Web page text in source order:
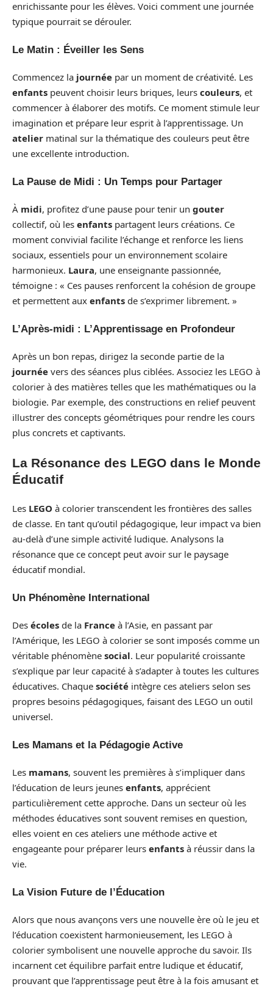
enrichissante pour les élèves. Voici comment une journée
typique pourrait se dérouler.
Le Matin : Éveiller les Sens
Commencez la journée par un moment de créativité. Les
enfants peuvent choisir leurs briques, leurs couleurs, et
commencer à élaborer des motifs. Ce moment stimule leur
imagination et prépare leur esprit à l’apprentissage. Un
atelier matinal sur la thématique des couleurs peut être
une excellente introduction.
La Pause de Midi : Un Temps pour Partager
À midi, profitez d’une pause pour tenir un gouter
collectif, où les enfants partagent leurs créations. Ce
moment convivial facilite l’échange et renforce les liens
sociaux, essentiels pour un environnement scolaire
harmonieux. Laura, une enseignante passionnée,
témoigne : « Ces pauses renforcent la cohésion de groupe
et permettent aux enfants de s’exprimer librement. »
L’Après-midi : L’Apprentissage en Profondeur
Après un bon repas, dirigez la seconde partie de la
journée vers des séances plus ciblées. Associez les LEGO à
colorier à des matières telles que les mathématiques ou la
biologie. Par exemple, des constructions en relief peuvent
illustrer des concepts géométriques pour rendre les cours
plus concrets et captivants.
La Résonance des LEGO dans le Monde
Éducatif
Les LEGO à colorier transcendent les frontières des salles
de classe. En tant qu’outil pédagogique, leur impact va bien
au-delà d’une simple activité ludique. Analysons la
résonance que ce concept peut avoir sur le paysage
éducatif mondial.
Un Phénomène International
Des écoles de la France à l’Asie, en passant par
l’Amérique, les LEGO à colorier se sont imposés comme un
véritable phénomène social. Leur popularité croissante
s’explique par leur capacité à s’adapter à toutes les cultures
éducatives. Chaque société intègre ces ateliers selon ses
propres besoins pédagogiques, faisant des LEGO un outil
universel.
Les Mamans et la Pédagogie Active
Les mamans, souvent les premières à s’impliquer dans
l’éducation de leurs jeunes enfants, apprécient
particulièrement cette approche. Dans un secteur où les
méthodes éducatives sont souvent remises en question,
elles voient en ces ateliers une méthode active et
engageante pour préparer leurs enfants à réussir dans la
vie.
La Vision Future de l’Éducation
Alors que nous avançons vers une nouvelle ère où le jeu et
l’éducation coexistent harmonieusement, les LEGO à
colorier symbolisent une nouvelle approche du savoir. Ils
incarnent cet équilibre parfait entre ludique et éducatif,
prouvant que l’apprentissage peut être à la fois amusant et